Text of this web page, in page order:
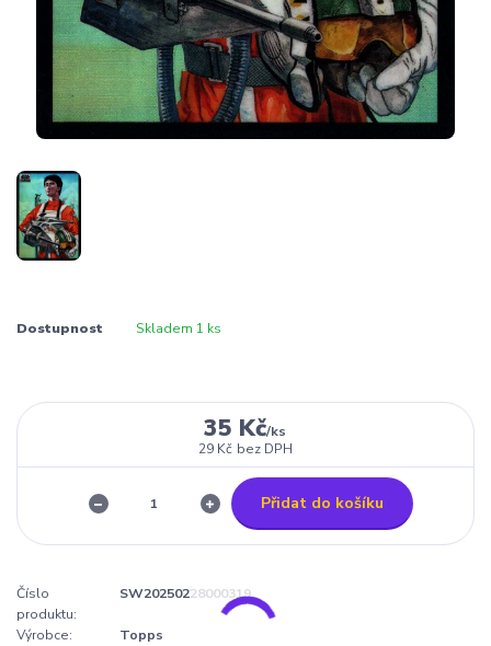
Dostupnost Skladem 1 ks
35 Kč/ks
29 Kč bez DPH
Přidat do košíku
Číslo
produktu:
SW20250228000319
Výrobce:
Topps